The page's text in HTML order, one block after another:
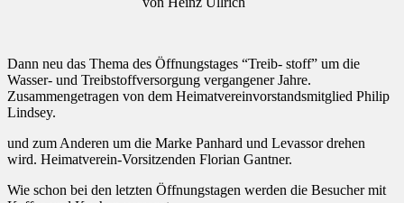
Dann neu das Thema des Öffnungstages “Treib- stoff” um die
Wasser- und Treibstoffversorgung vergangener Jahre.
Zusammengetragen von dem Heimatvereinvorstandsmitglied Philip
Lindsey.
und zum Anderen um die Marke Panhard und Levassor drehen
wird. Heimatverein-Vorsitzenden Florian Gantner.
Wie schon bei den letzten Öffnungstagen werden die Besucher mit